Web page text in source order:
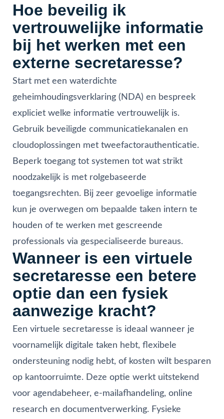
Hoe beveilig ik
vertrouwelijke informatie
bij het werken met een
externe secretaresse?
Start met een waterdichte
geheimhoudingsverklaring (NDA) en bespreek
expliciet welke informatie vertrouwelijk is.
Gebruik beveiligde communicatiekanalen en
cloudoplossingen met tweefactorauthenticatie.
Beperk toegang tot systemen tot wat strikt
noodzakelijk is met rolgebaseerde
toegangsrechten. Bij zeer gevoelige informatie
kun je overwegen om bepaalde taken intern te
houden of te werken met gescreende
professionals via gespecialiseerde bureaus.
Wanneer is een virtuele
secretaresse een betere
optie dan een fysiek
aanwezige kracht?
Een virtuele secretaresse is ideaal wanneer je
voornamelijk digitale taken hebt, flexibele
ondersteuning nodig hebt, of kosten wilt besparen
op kantoorruimte. Deze optie werkt uitstekend
voor agendabeheer, e-mailafhandeling, online
research en documentverwerking. Fysieke